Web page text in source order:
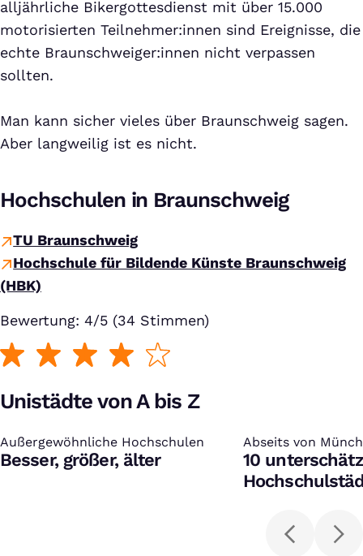
alljährliche Bikergottesdienst mit über 15.000
motorisierten Teilnehmer:innen sind Ereignisse, die
echte Braunschweiger:innen nicht verpassen
sollten.
Man kann sicher vieles über Braunschweig sagen.
Aber langweilig ist es nicht.
Hochschulen in Braunschweig
TU Braunschweig
Hochschule für Bildende Künste Braunschweig
(HBK)
Bewertung: 4/5 (34 Stimmen)
Unistädte von A bis Z
Außergewöhnliche Hochschulen
:
Besser, größer, älter
Abseits von
:
10